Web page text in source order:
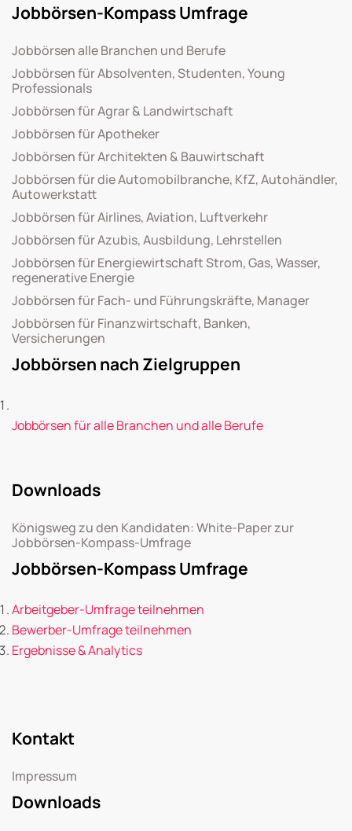
Jobbörsen-Kompass Umfrage
Jobbörsen alle Branchen und Berufe
Jobbörsen für Absolventen, Studenten, Young
Professionals
Jobbörsen für Agrar & Landwirtschaft
Jobbörsen für Apotheker
Jobbörsen für Architekten & Bauwirtschaft
Jobbörsen für die Automobilbranche, KfZ, Autohändler,
Autowerkstatt
Jobbörsen für Airlines, Aviation, Luftverkehr
Jobbörsen für Azubis, Ausbildung, Lehrstellen
Jobbörsen für Energiewirtschaft Strom, Gas, Wasser,
regenerative Energie
Jobbörsen für Fach- und Führungskräfte, Manager
Jobbörsen für Finanzwirtschaft, Banken,
Versicherungen
Jobbörsen nach Zielgruppen
Jobbörsen für alle Branchen und alle Berufe
Downloads
Königsweg zu den Kandidaten: White-Paper zur
Jobbörsen-Kompass-Umfrage
Jobbörsen-Kompass Umfrage
Arbeitgeber-Umfrage teilnehmen
Bewerber-Umfrage teilnehmen
Ergebnisse & Analytics
Kontakt
Impressum
Downloads